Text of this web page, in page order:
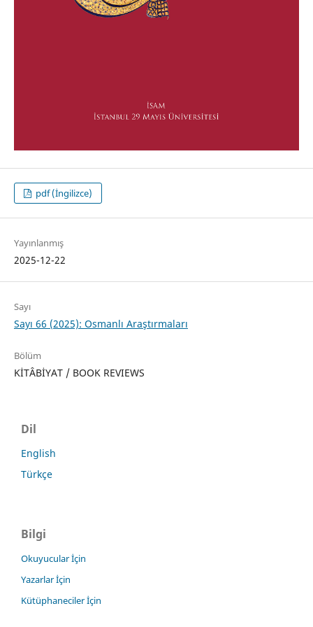
pdf (İngilizce)
Yayınlanmış
2025-12-22
Sayı
Sayı 66 (2025): Osmanlı Araştırmaları
Bölüm
KİTÂBİYAT / BOOK REVIEWS
Dil
English
Türkçe
Bilgi
Okuyucular İçin
Yazarlar İçin
Kütüphaneciler İçin